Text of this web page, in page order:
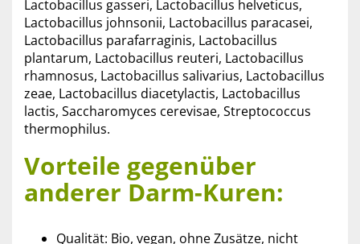
Lactobacillus gasseri, Lactobacillus helveticus,
Lactobacillus johnsonii, Lactobacillus paracasei,
Lactobacillus parafarraginis, Lactobacillus
plantarum, Lactobacillus reuteri, Lactobacillus
rhamnosus, Lactobacillus salivarius, Lactobacillus
zeae, Lactobacillus diacetylactis, Lactobacillus
lactis, Saccharomyces cerevisae, Streptococcus
thermophilus.
Vorteile gegenüber
anderer Darm-Kuren:
Qualität: Bio, vegan, ohne Zusätze, nicht